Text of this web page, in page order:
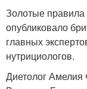
Золотые
опубликовало
главных
нутрициологов.
Диетолог Амелия